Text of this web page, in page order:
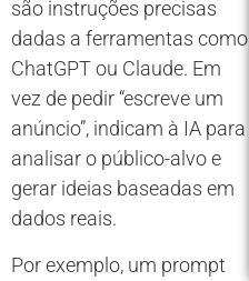
são instruções precisas
dadas a ferramentas como
ChatGPT ou Claude. Em
vez de pedir “escreve um
anúncio”, indicam à IA para
analisar o público-alvo e
gerar ideias baseadas em
dados reais.
Por exemplo, um prompt